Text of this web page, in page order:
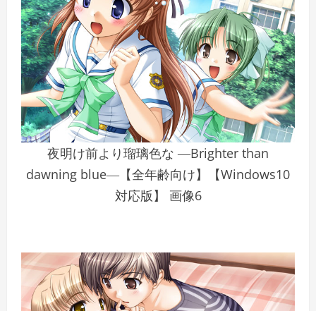
夜明け前より瑠璃色な ―Brighter than
dawning blue―【全年齢向け】【Windows10
対応版】 画像6